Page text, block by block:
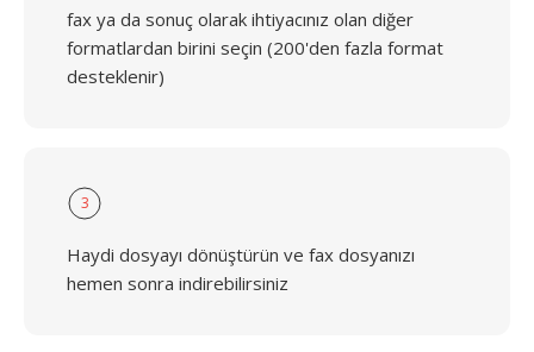
fax ya da sonuç olarak ihtiyacınız olan diğer
formatlardan birini seçin (200'den fazla format
desteklenir)
3
Haydi dosyayı dönüştürün ve fax dosyanızı
hemen sonra indirebilirsiniz